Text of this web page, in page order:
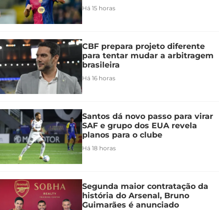
Há 15 horas
CBF prepara projeto diferente
para tentar mudar a arbitragem
brasileira
Há 16 horas
Santos dá novo passo para virar
SAF e grupo dos EUA revela
planos para o clube
Há 18 horas
Segunda maior contratação da
história do Arsenal, Bruno
Guimarães é anunciado